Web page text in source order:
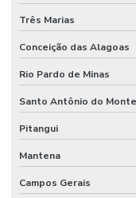
Manutenção Preventiva
Manutenção Preventiva
Manutenção Preventiva
Manutenção Preventiva
Manutenção Preventiva
Três Marias
Conceição das Alagoas
Rio Pardo de Minas
Santo Antônio do Monte
Pitangui
Mantena
Campos Gerais